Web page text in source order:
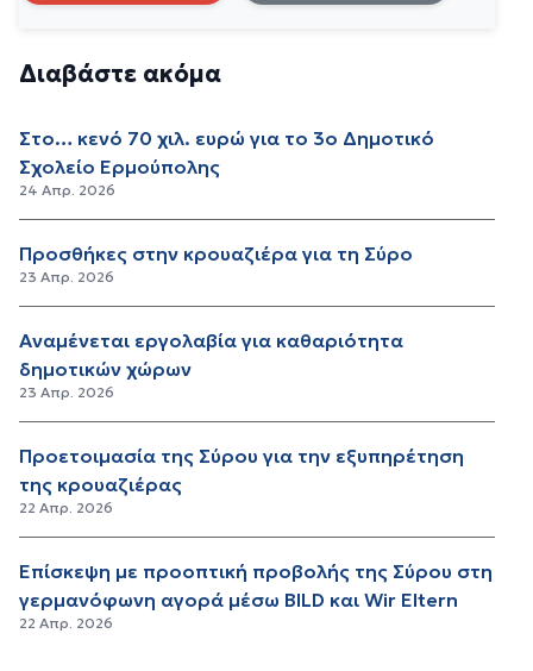
Διαβάστε ακόμα
Στο… κενό 70 χιλ. ευρώ για το 3ο Δημοτικό
Σχολείο Ερμούπολης
24 Απρ. 2026
Προσθήκες στην κρουαζιέρα για τη Σύρο
23 Απρ. 2026
Αναμένεται εργολαβία για καθαριότητα
δημοτικών χώρων
23 Απρ. 2026
Προετοιμασία της Σύρου για την εξυπηρέτηση
της κρουαζιέρας
22 Απρ. 2026
Επίσκεψη με προοπτική προβολής της Σύρου στη
γερμανόφωνη αγορά μέσω BILD και Wir Eltern
22 Απρ. 2026